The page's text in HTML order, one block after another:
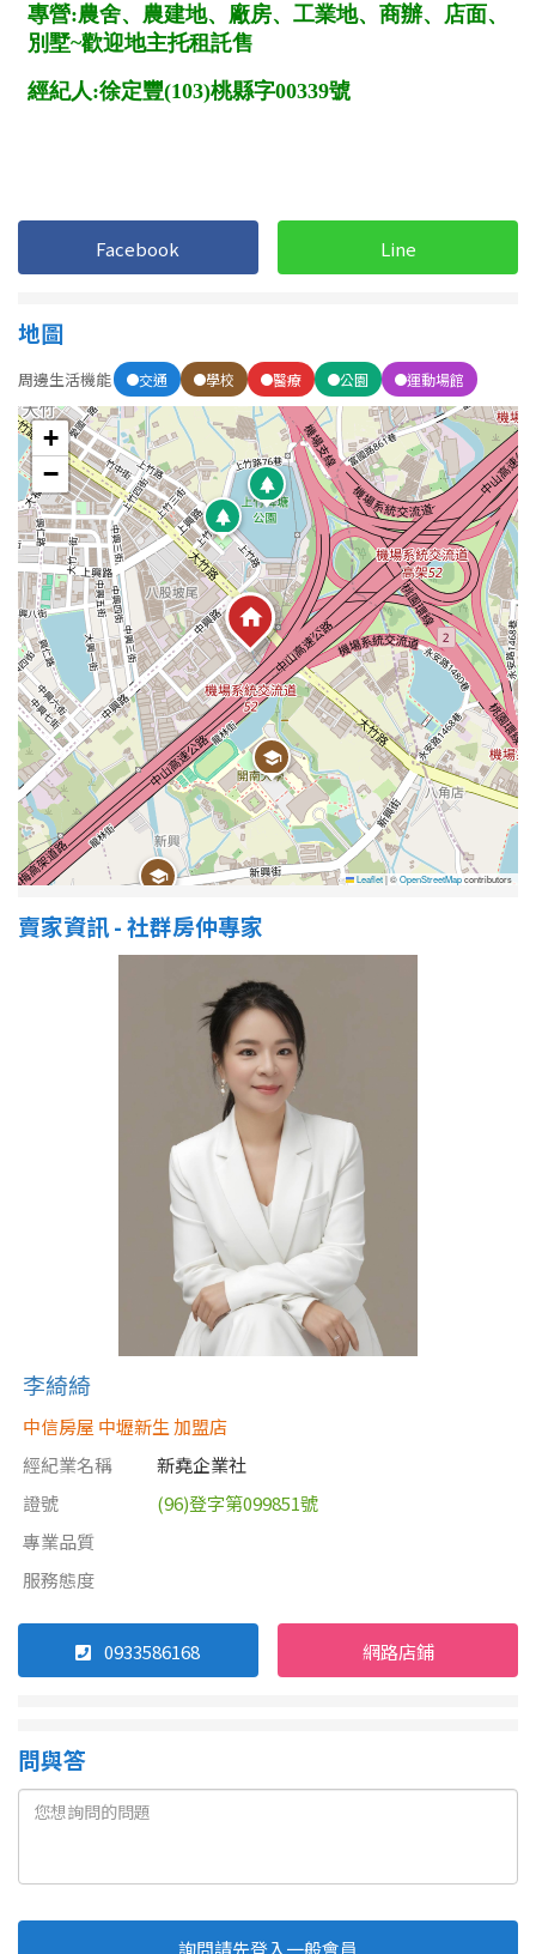
~
2房
屋齡
不拘
5 年以下
5-10 年 10-20 年
20-30 年 30-40 年
40 年以上
售價
Facebook Line
地圖
周邊生活機能 交通 學校 醫療 公園 運動場館
+
−
Leaflet|©OpenStreetMapcontributors
賣家資訊 - 社群房仲專家
李綺綺
中信房屋 中壢新生 加盟店
經紀業名稱
新堯企業社
證號
(96)登字第099851號
專業品質
服務態度
0933586168 網路店鋪
問與答
詢問請先登入一般會員